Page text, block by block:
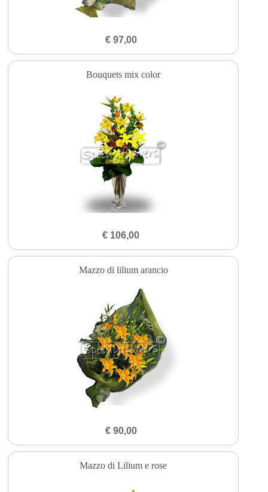
€ 97,00
Bouquets mix color
€ 106,00
Mazzo di lilium arancio
€ 90,00
Mazzo di Lilium e rose